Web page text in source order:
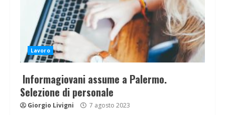
Lavoro
Informagiovani assume a Palermo.
Selezione di personale
Giorgio Livigni 7 agosto 2023